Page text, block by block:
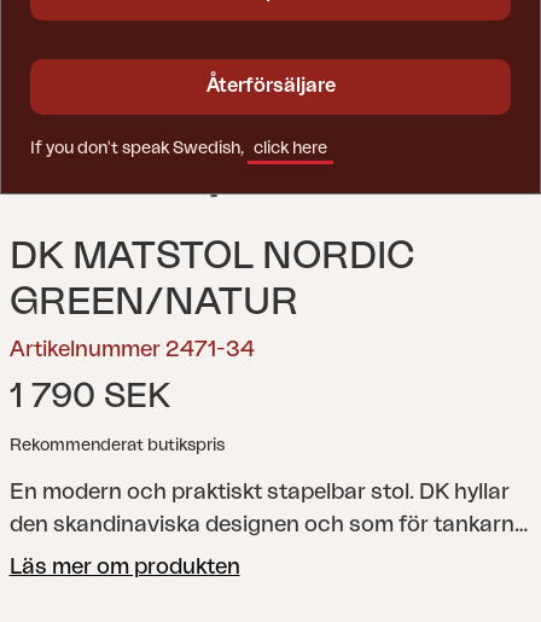
DK MATSTOL NORDIC
GREEN/NATUR
Artikelnummer 2471-34
1 790 SEK
Rekommenderat butikspris
En modern och praktiskt stapelbar stol. DK hyllar
den skandinaviska designen och som för tankarna
till mästerverk från 1950-talet. Elegant och stabil
Läs mer om produkten
Återförsäljare
If you don't speak Swedish, click here